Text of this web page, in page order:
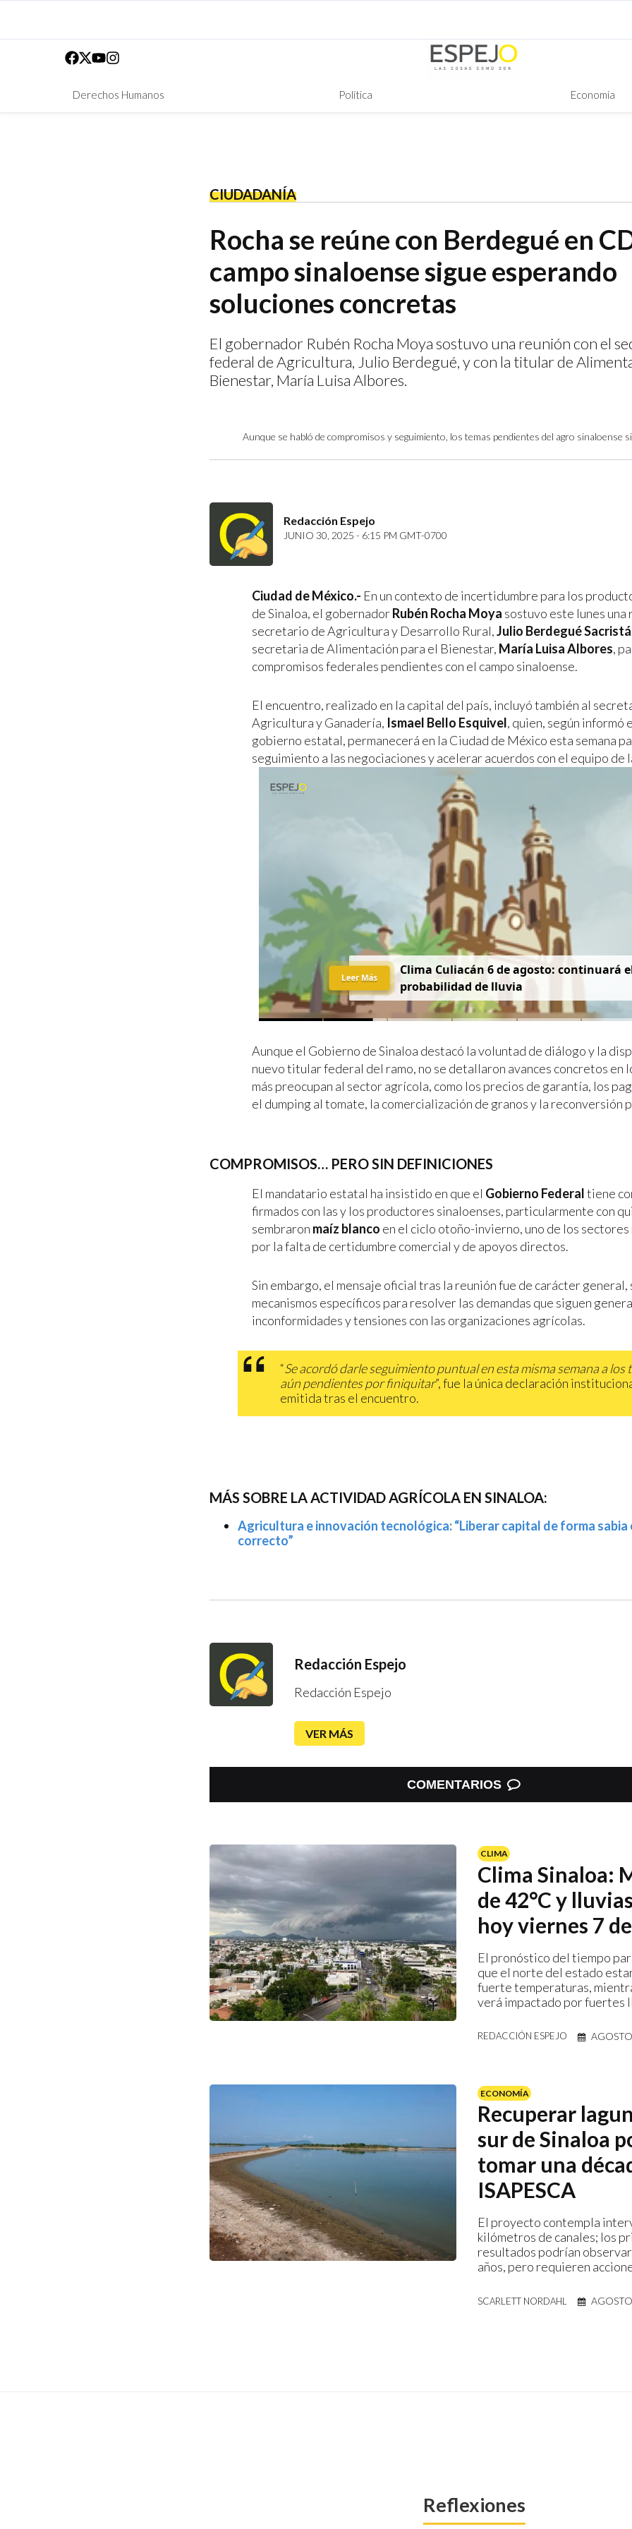
Derechos Humanos Política Economía
CIUDADANÍA
Rocha se reúne con Berdegué en
campo sinaloense sigue esperando
soluciones concretas
El gobernador Rubén Rocha Moya sostuvo una reunión con el
federal de Agricultura, Julio Berdegué, y con la titular de
Bienestar, María Luisa Albores.
Aunque se habló de compromisos y seguimiento, los temas pendientes del agro sinaloense
Redacción Espejo
JUNIO 30, 2025 - 6:15 PM GMT-0700
Ciudad de México.- En un contexto de incertidumbre para los
de Sinaloa, el gobernadorRubén Rocha Moya sostuvo este lunes una
secretario de Agricultura y Desarrollo Rural,Julio Berdegué
secretaria de Alimentación para el Bienestar, María Luisa Albores,
compromisos federales pendientes con el campo sinaloense.
El encuentro, realizado en la capital del país, incluyó también al
Agricultura y Ganadería, Ismael Bello Esquivel, quien, según informó
gobierno estatal, permanecerá en la Ciudad de México esta semana
seguimiento a las negociaciones y acelerar acuerdos con el equipo de
Clima Culiacán 6 de agosto: continuará
probabilidad de lluvia
Leer Más
Aunque el Gobierno de Sinaloa destacó la voluntad de diálogo y la
nuevo titular federal del ramo, no se detallaron avances concretos en
más preocupan al sector agrícola, como los precios de garantía, los
el dumping al tomate, la comercialización de granos y la reconversión
COMPROMISOS… PERO SIN DEFINICIONES
El mandatario estatal ha insistido en que el Gobierno Federaltiene
firmados con las y los productores sinaloenses, particularmente con
sembraron maíz blanco en el ciclo otoño-invierno, uno de los sectores
por la falta de certidumbre comercial y de apoyos directos.
Sin embargo, el mensaje oficial tras la reunión fue de carácter general,
mecanismos específicos para resolver las demandas que siguen
inconformidades y tensiones con las organizaciones agrícolas.
“Se acordó darle seguimiento puntual en esta misma semana a los
aún pendientes por finiquitar”, fue la única declaración
emitida tras el encuentro.
MÁS SOBRE LA ACTIVIDAD AGRÍCOLA EN SINALOA:
Agricultura e innovación tecnológica: “Liberar capital de forma sabia
correcto”
Redacción Espejo
Redacción Espejo
VER MÁS
COMENTARIOS
CLIMA
Clima Sinaloa:
de 42°C y
hoy viernes 7
El pronóstico del tiempo
que el norte del estado
fuerte temperaturas,
verá impactado por fuertes
REDACCIÓN ESPEJO
ECONOMÍA
Recuperar
sur de Sinaloa
tomar una
ISAPESCA
El proyecto contempla
kilómetros de canales; los
resultados podrían
años, pero requieren
SCARLETT NORDAHL
Reflexiones